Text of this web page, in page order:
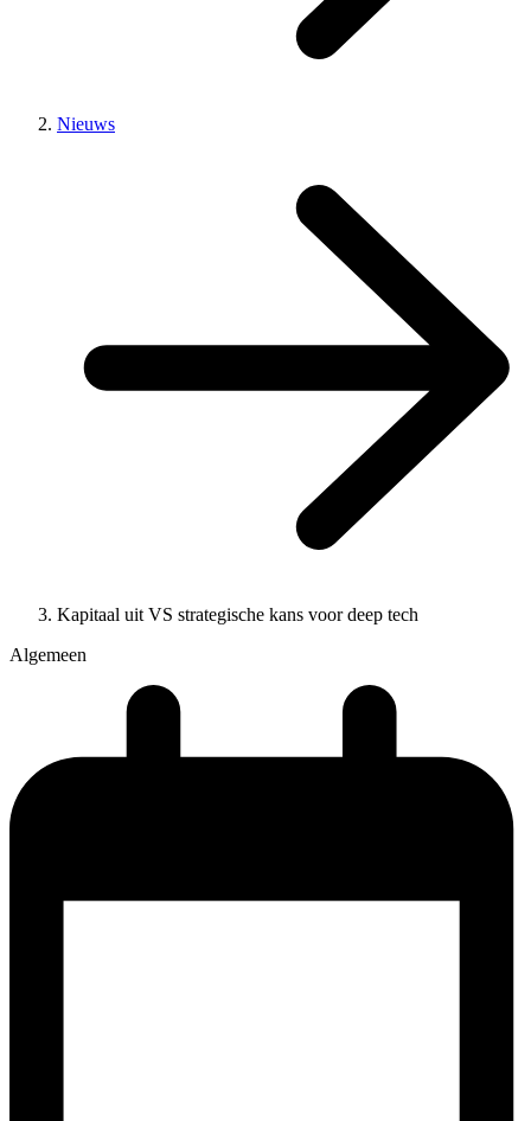
Nieuws
Kapitaal uit VS strategische kans voor deep tech
Algemeen